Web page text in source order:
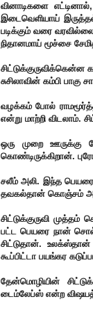
வினாடிகளை
இடைவெளியாய்
படிக்கும் வரை
நிதானமாய் மூச்சை
சிட்டுக்குருவிக்கென்ன
சுசிலாவின் கம்பி பாகு
வழக்கம் போல்
என்று மாற்றி விடலாம்.
ஒரு முறை ஊருக்கு
கொண்டிருக்கிறான்.
சலீம் அலி. இந்த பெயரை
தவகல்தான் கொஞ்சம்
சிட்டுக்குருவி
பட்ட பெயரை நான்
சிட்டுதான்.
கூப்பிட்டா பயங்கர
தேன்மொழியின்
டைம்லேப்ஸ் என்ற